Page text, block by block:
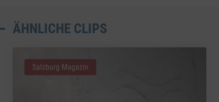
ÄHNLICHE CLIPS
Salzburg Magazin